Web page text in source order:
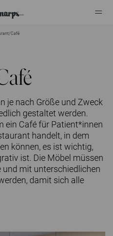
Café
je nach Größe und Zweck
gestaltet werden.
ein Café für Patient*innen
handelt, in dem
können, es ist wichtig,
ist. Die Möbel müssen
und mit unterschiedlichen
damit sich alle